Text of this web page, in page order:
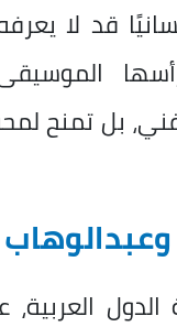
قد لا
بل تمنح